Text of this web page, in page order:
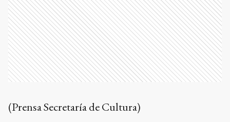
(Prensa Secretaría de Cultura)